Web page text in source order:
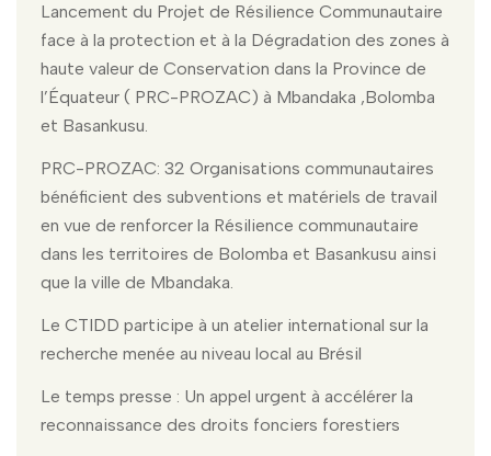
Lancement du Projet de Résilience Communautaire
face à la protection et à la Dégradation des zones à
haute valeur de Conservation dans la Province de
l’Équateur ( PRC-PROZAC) à Mbandaka ,Bolomba
et Basankusu.
PRC-PROZAC: 32 Organisations communautaires
bénéficient des subventions et matériels de travail
en vue de renforcer la Résilience communautaire
dans les territoires de Bolomba et Basankusu ainsi
que la ville de Mbandaka.
Le CTIDD participe à un atelier international sur la
recherche menée au niveau local au Brésil
Le temps presse : Un appel urgent à accélérer la
reconnaissance des droits fonciers forestiers